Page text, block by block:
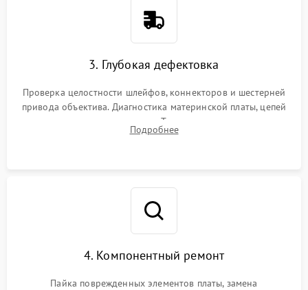
3. Глубокая дефектовка
Проверка целостности шлейфов, коннекторов и шестерней
привода объектива. Диагностика материнской платы, цепей
питания и картоприемника. Тестирование механизма
затвора и блока внутрикамерной стабилизации.
Подробнее
4. Компонентный ремонт
Пайка поврежденных элементов платы, замена